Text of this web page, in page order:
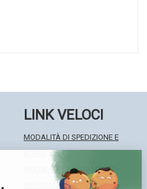
LINK VELOCI
MODALITÀ DI SPEDIZIONE E
MODALITÀ DI PAGAMENTO
INFORMATIVA PRIVACY